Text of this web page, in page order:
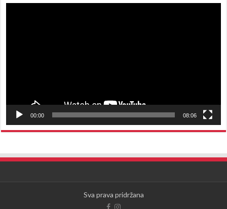
00:00 08:06
Sva prava pridržana